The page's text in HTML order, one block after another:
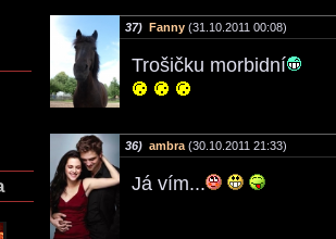
37) Fanny (31.10.2011 00:08)
Trošičku morbidní
36) ambra (30.10.2011 21:33)
Já vím...